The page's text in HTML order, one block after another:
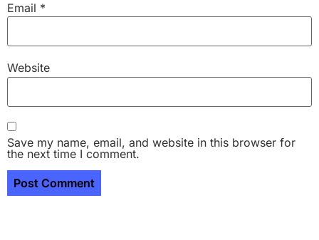
Email *
Website
Save my name, email, and website in this browser for
the next time I comment.